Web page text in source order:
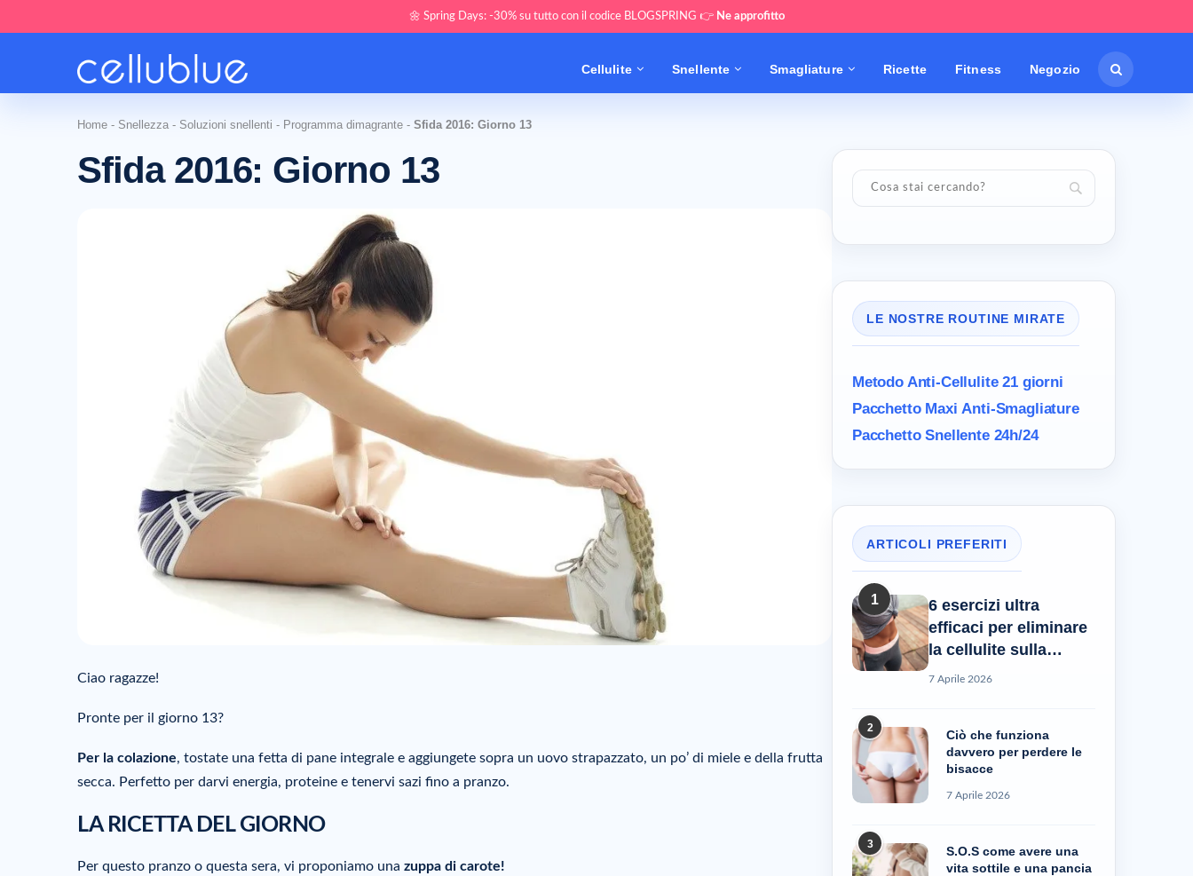
🌼 Spring Days: -30% su tutto con il codice BLOGSPRING 👉 Ne approfitto
Cellulite Snellente Smagliature Ricette Fitness Negozio
Home - Snellezza - Soluzioni snellenti - Programma dimagrante - Sfida 2016: Giorno 13
Sfida 2016: Giorno 13
Ciao ragazze!
Pronte per il giorno 13?
Per la colazione, tostate una fetta di pane integrale e aggiungete sopra un uovo strapazzato, un po’ di miele e della frutta
secca. Perfetto per darvi energia, proteine e tenervi sazi fino a pranzo.
LA RICETTA DEL GIORNO
Per questo pranzo o questa sera, vi proponiamo una zuppa di carote!
LE NOSTRE ROUTINE MIRATE
Metodo Anti-Cellulite21 giorni
Pacchetto MaxiAnti-Smagliature
Pacchetto Snellente 24h/24
ARTICOLI PREFERITI
1
6 esercizi ultra
efficaci per eliminare
la cellulite sulla
pancia
7 Aprile 2026
2
Ciò che funziona
davvero per perdere le
bisacce
7 Aprile 2026
3
S.O.S come avere una
vita sottile e una pancia